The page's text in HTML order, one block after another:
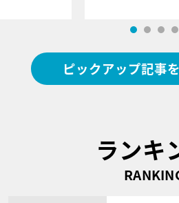
ピックアップ記事
ランキ